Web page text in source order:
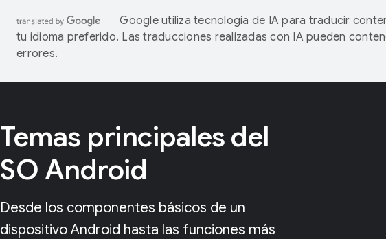
Google utiliza tecnología de IA para traducir
tu idioma preferido. Las traducciones realizadas con IA pueden
errores.
Temas principales del
SO Android
Desde los componentes básicos de un
dispositivo Android hasta las funciones más